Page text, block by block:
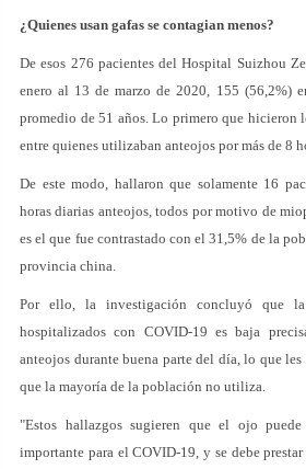
¿Quienes usan gafas se contagian menos?
De esos 276 pacientes del Hospital Suizhou
enero al 13 de marzo de 2020, 155 (56,2%)
promedio de 51 años. Lo primero que hicieron
entre quienes utilizaban anteojos por más de 8
De este modo, hallaron que solamente 16
horas diarias anteojos, todos por motivo de
es el que fue contrastado con el 31,5% de la
provincia china.
Por ello, la investigación concluyó que
hospitalizados con COVID-19 es baja
anteojos durante buena parte del día, lo que
que la mayoría de la población no utiliza.
"Estos hallazgos sugieren que el ojo
importante para el COVID-19, y se debe